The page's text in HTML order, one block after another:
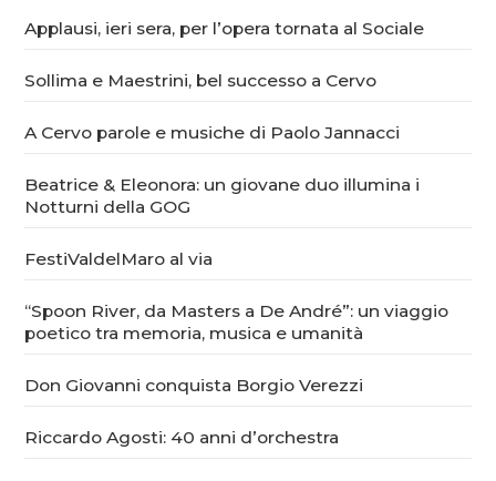
Applausi, ieri sera, per l’opera tornata al Sociale
Sollima e Maestrini, bel successo a Cervo
A Cervo parole e musiche di Paolo Jannacci
Beatrice & Eleonora: un giovane duo illumina i
Notturni della GOG
FestiValdelMaro al via
“Spoon River, da Masters a De André”: un viaggio
poetico tra memoria, musica e umanità
Don Giovanni conquista Borgio Verezzi
Riccardo Agosti: 40 anni d’orchestra